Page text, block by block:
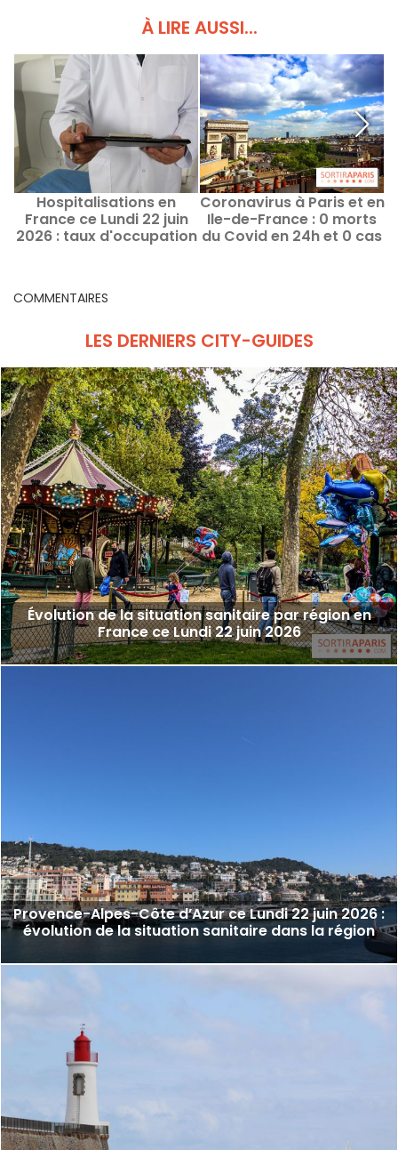
À LIRE AUSSI...
Hospitalisations en
France ce Lundi 22 juin
2026 : taux d'occupation
Coronavirus à Paris et en
Ile-de-France : 0 morts
du Covid en 24h et 0 cas
COMMENTAIRES
LES DERNIERS CITY-GUIDES
Évolution de la situation sanitaire par région en
France ce Lundi 22 juin 2026
Provence-Alpes-Côte d’Azur ce Lundi 22 juin 2026 :
évolution de la situation sanitaire dans la région